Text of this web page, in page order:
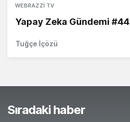
WEBRAZZI TV
Yapay Zeka Gündemi #44
Tuğçe İçözü
Sıradaki haber